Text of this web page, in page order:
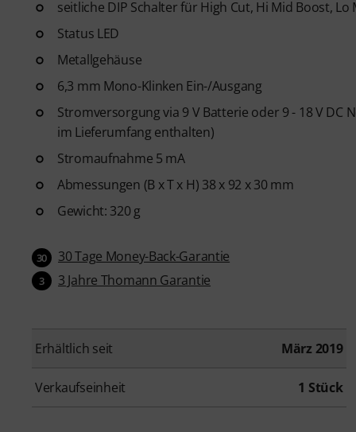
seitliche DIP Schalter für High Cut, Hi Mid Boost,
Status LED
Metallgehäuse
6,3 mm Mono-Klinken Ein-/Ausgang
Stromversorgung via 9 V Batterie oder 9 - 18 V DC
im Lieferumfang enthalten)
Stromaufnahme 5 mA
Abmessungen (B x T x H) 38 x 92 x 30 mm
Gewicht: 320 g
30 30 Tage Money-Back-Garantie
3 3 Jahre Thomann Garantie
Erhältlich seit März 2019
Verkaufseinheit 1 Stück